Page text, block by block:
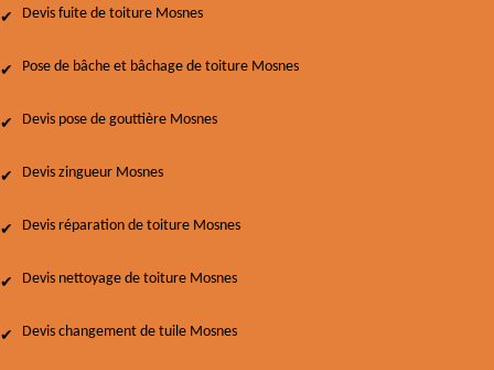
Devis fuite de toiture Mosnes
Pose de bâche et bâchage de toiture Mosnes
Devis pose de gouttière Mosnes
Devis zingueur Mosnes
Devis réparation de toiture Mosnes
Devis nettoyage de toiture Mosnes
Devis changement de tuile Mosnes